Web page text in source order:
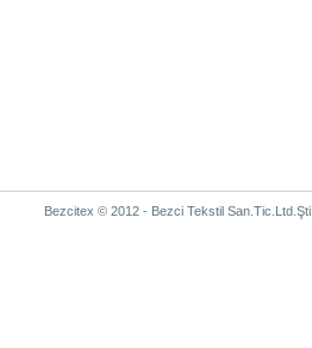
Bezcitex © 2012 - Bezci Tekstil San.Tic.Ltd.Şti.